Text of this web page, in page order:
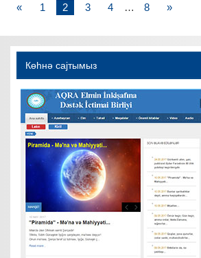
« 1 2 3 4 … 8 »
Көһнә саjтымыз